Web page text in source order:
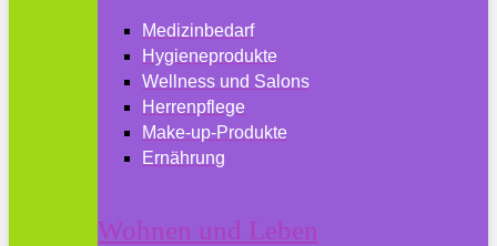
Medizinbedarf
Hygieneprodukte
Wellness und Salons
Herrenpflege
Make-up-Produkte
Ernährung
Wohnen und Leben